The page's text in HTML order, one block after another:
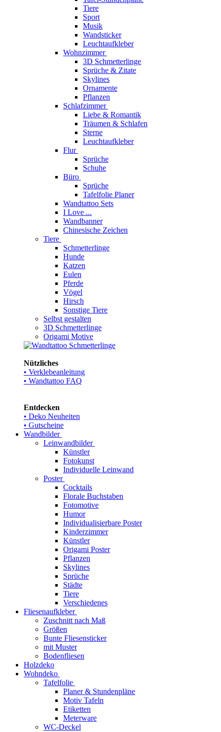
Tiere
Sport
Musik
Wandsticker
Leuchtaufkleber
Wohnzimmer
3D Schmetterlinge
Sprüche & Zitate
Skylines
Ornamente
Pflanzen
Schlafzimmer
Liebe & Romantik
Träumen & Schlafen
Sterne
Leuchtaufkleber
Flur
Sprüche
Schuhe
Büro
Sprüche
Tafelfolie Planer
Wandtattoo Sets
I Love ...
Wandbanner
Chinesische Zeichen
Tiere
Schmetterlinge
Hunde
Katzen
Eulen
Pferde
Vögel
Hirsch
Sonstige Tiere
Selbst gestalten
3D Schmetterlinge
Origami Motive
Nützliches
• Verklebeanleitung
• Wandtattoo FAQ
Entdecken
• Deko Neuheiten
• Gutscheine
Wandbilder
Leinwandbilder
Künstler
Fotokunst
Individuelle Leinwand
Poster
Cocktails
Florale Buchstaben
Fotomotive
Humor
Individualisierbare Poster
Kinderzimmer
Künstler
Origami Poster
Pflanzen
Skylines
Sprüche
Städte
Tiere
Verschiedenes
Fliesenaufkleber
Zuschnitt nach Maß
Größen
Bunte Fliesensticker
mit Muster
Bodenfliesen
Holzdeko
Wohndeko
Tafelfolie
Planer & Stundenpläne
Motiv Tafeln
Etiketten
Meterware
WC-Deckel